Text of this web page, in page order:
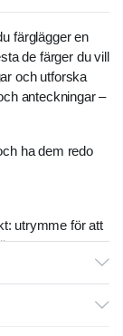
färglägger en
de färger du vill
och utforska
anteckningar –
ha dem redo
utrymme för att
högar av